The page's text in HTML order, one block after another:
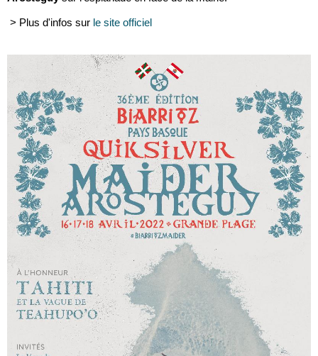
> Plus d'infos sur le site officiel